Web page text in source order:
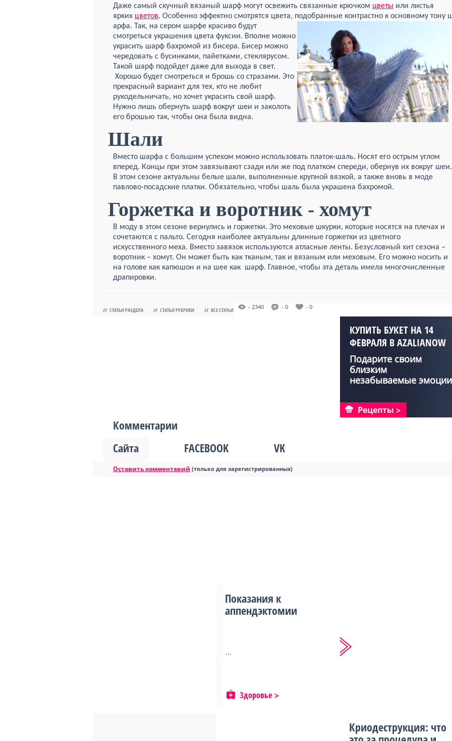
Даже самый скучный вязаный шарф могут освежить связанные крючком цветы или листья
ярких цветов. Особенно эффектно смотрятся цвета, подобранные контрастно к основному тону
арфа. Так, на сером шарфе красиво будут
смотреться украшения цвета фуксии. Вполне можно
украсить шарф бахромой из бисера. Бисер можно
чередовать с бусинками, пайетками, стеклярусом.
Такой шарф подойдет даже для выхода в свет.
Хорошо будет смотреться и брошь со стразами. Это
прекрасный вариант для тех, кто не любит
рукодельничать, но хочет украсить свой шарф.
Нужно лишь обернуть шарф вокруг шеи и заколоть
его брошью так, чтобы она была видна.
Шали
Вместо шарфа с большим успехом можно использовать платок-шаль. Носят его острым углом
вперед. Концы при этом завязывают сзади или же под платком спереди, обернув их вокруг шеи.
В этом сезоне актуальны белые шали, выполненные крупной вязкой, а также вновь в моде
павлово-посадские платки. Обязательно, чтобы шаль была украшена бахромой.
Горжетка и воротник - хомут
В моду в этом сезоне вернулись и горжетки. Это меховые шкурки, которые носятся на плечах и
сочетаются с пальто. Сегодня наиболее актуальны длинные горжетки из цветного
искусственного меха. Вместо завязок используются атласные ленты. Безусловный хит сезона –
воротник – хомут. Он может быть как тканым, так и вязаным или меховым. Его можно носить и
на голове как капюшон и на шее как шарф. Главное, чтобы эта деталь имела многочисленные
драпировки.
// СТАТЬИ РАЗДЕЛА // СТАТЬИ РУБРИКИ // ВСЕ СТАТЬИ - 2340 - 0 - 0
КУПИТЬ БУКЕТ НА 14
ФЕВРАЛЯ В AZALIANOW
Подарите своим
близким
незабываемые эмоции
Рецепты
Комментарии
Сайта
FACEBOOK VK
Оставить комментарий (только для зарегистрированных)
Показания к
аппендэктомии
...
Здоровье
Криодеструкция: что